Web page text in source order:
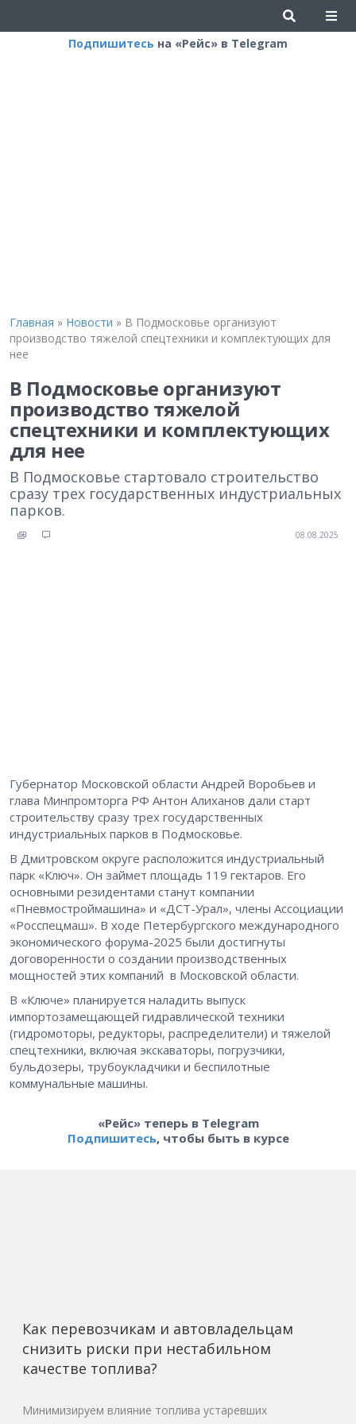
Подпишитесь на «Рейс» в Telegram
Главная » Новости » В Подмосковье организуют
производство тяжелой спецтехники и комплектующих для
нее
В Подмосковье организуют
производство тяжелой
спецтехники и комплектующих
для нее
В Подмосковье стартовало строительство
сразу трех государственных индустриальных
парков.
08.08.2025
Губернатор Московской области Андрей Воробьев и
глава Минпромторга РФ Антон Алиханов дали старт
строительству сразу трех государственных
индустриальных парков в Подмосковье.
В Дмитровском округе расположится индустриальный
парк «Ключ». Он займет площадь 119 гектаров. Его
основными резидентами станут компании
«Пневмостроймашина» и «ДСТ-Урал», члены Ассоциации
«Росспецмаш». В ходе Петербургского международного
экономического форума-2025 были достигнуты
договоренности о создании производственных
мощностей этих компаний в Московской области.
В «Ключе» планируется наладить выпуск
импортозамещающей гидравлической техники
(гидромоторы, редукторы, распределители) и тяжелой
спецтехники, включая экскаваторы, погрузчики,
бульдозеры, трубоукладчики и беспилотные
коммунальные машины.
«Рейс» теперь в Telegram
Подпишитесь, чтобы быть в курсе
Как перевозчикам и автовладельцам
снизить риски при нестабильном
качестве топлива?
Минимизируем влияние топлива устаревших